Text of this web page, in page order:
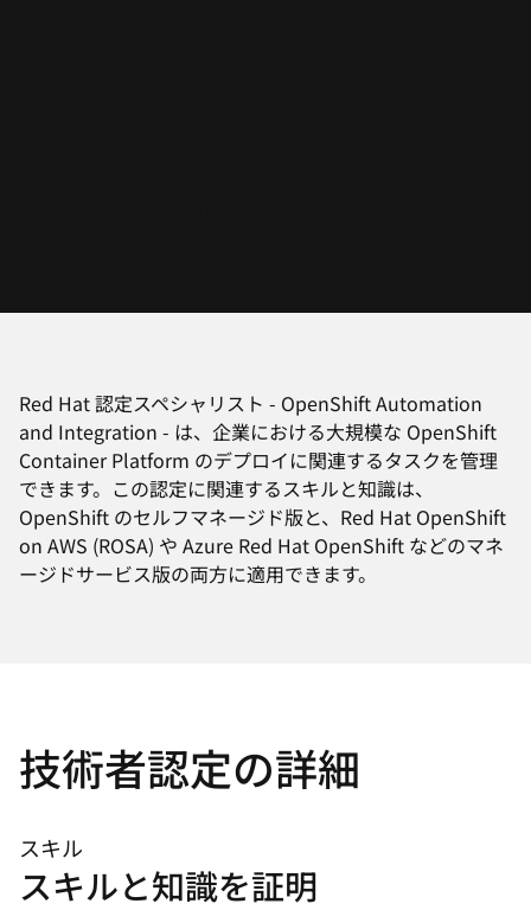
Red Hat 認定スペシャリスト - OpenShift Automation
and Integration - は、企業における大規模な OpenShift
Container Platform のデプロイに関連するタスクを管理
できます。この認定に関連するスキルと知識は、
OpenShift のセルフマネージド版と、Red Hat OpenShift
on AWS (ROSA) や Azure Red Hat OpenShift などのマネ
ージドサービス版の両方に適用できます。
技術者認定の詳細
スキル
スキルと知識を証明